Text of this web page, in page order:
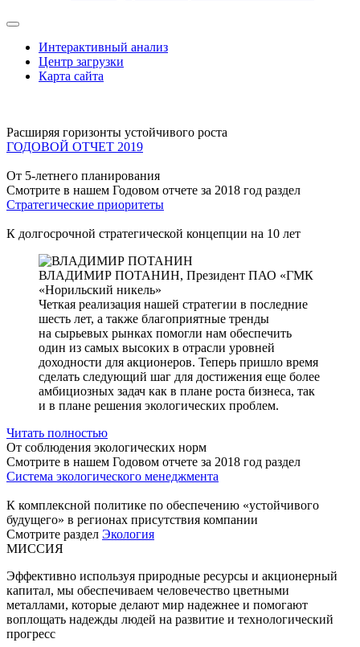
Интерактивный анализ
Центр загрузки
Карта сайта
Расширяя горизонты устойчивого роста
ГОДОВОЙ ОТЧЕТ 2019
От 5-летнего планирования
Смотрите в нашем Годовом отчете за 2018 год раздел
Стратегические приоритеты
К долгосрочной стратегической концепции на 10 лет
ВЛАДИМИР ПОТАНИН, Президент ПАО «ГМК
«Норильский никель»
Четкая реализация нашей стратегии в последние
шесть лет, а также благоприятные тренды
на сырьевых рынках помогли нам обеспечить
один из самых высоких в отрасли уровней
доходности для акционеров. Теперь пришло время
сделать следующий шаг для достижения еще более
амбициозных задач как в плане роста бизнеса, так
и в плане решения экологических проблем.
Читать полностью
От соблюдения экологических норм
Смотрите в нашем Годовом отчете за 2018 год раздел
Система экологического менеджмента
К комплексной политике по обеспечению «устойчивого
будущего» в регионах присутствия компании
Смотрите раздел Экология
МИССИЯ
Эффективно используя природные ресурсы и акционерный
капитал, мы обеспечиваем человечество цветными
металлами, которые делают мир надежнее и помогают
воплощать надежды людей на развитие и технологический
прогресс